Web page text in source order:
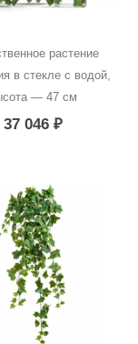
растение
в стекле с водой,
— 47 см
37 046 ₽